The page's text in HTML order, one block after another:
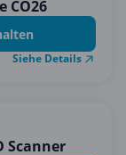
CO26
Siehe Details
Scanner